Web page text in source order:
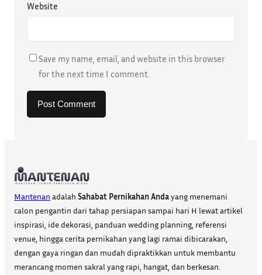
Website
Save my name, email, and website in this browser
for the next time I comment.
Mantenan adalah Sahabat Pernikahan Andayang menemani
calon pengantin dari tahap persiapan sampai hari H lewat artikel
inspirasi, ide dekorasi, panduan wedding planning, referensi
venue, hingga cerita pernikahan yang lagi ramai dibicarakan,
dengan gaya ringan dan mudah dipraktikkan untuk membantu
merancang momen sakral yang rapi, hangat, dan berkesan.